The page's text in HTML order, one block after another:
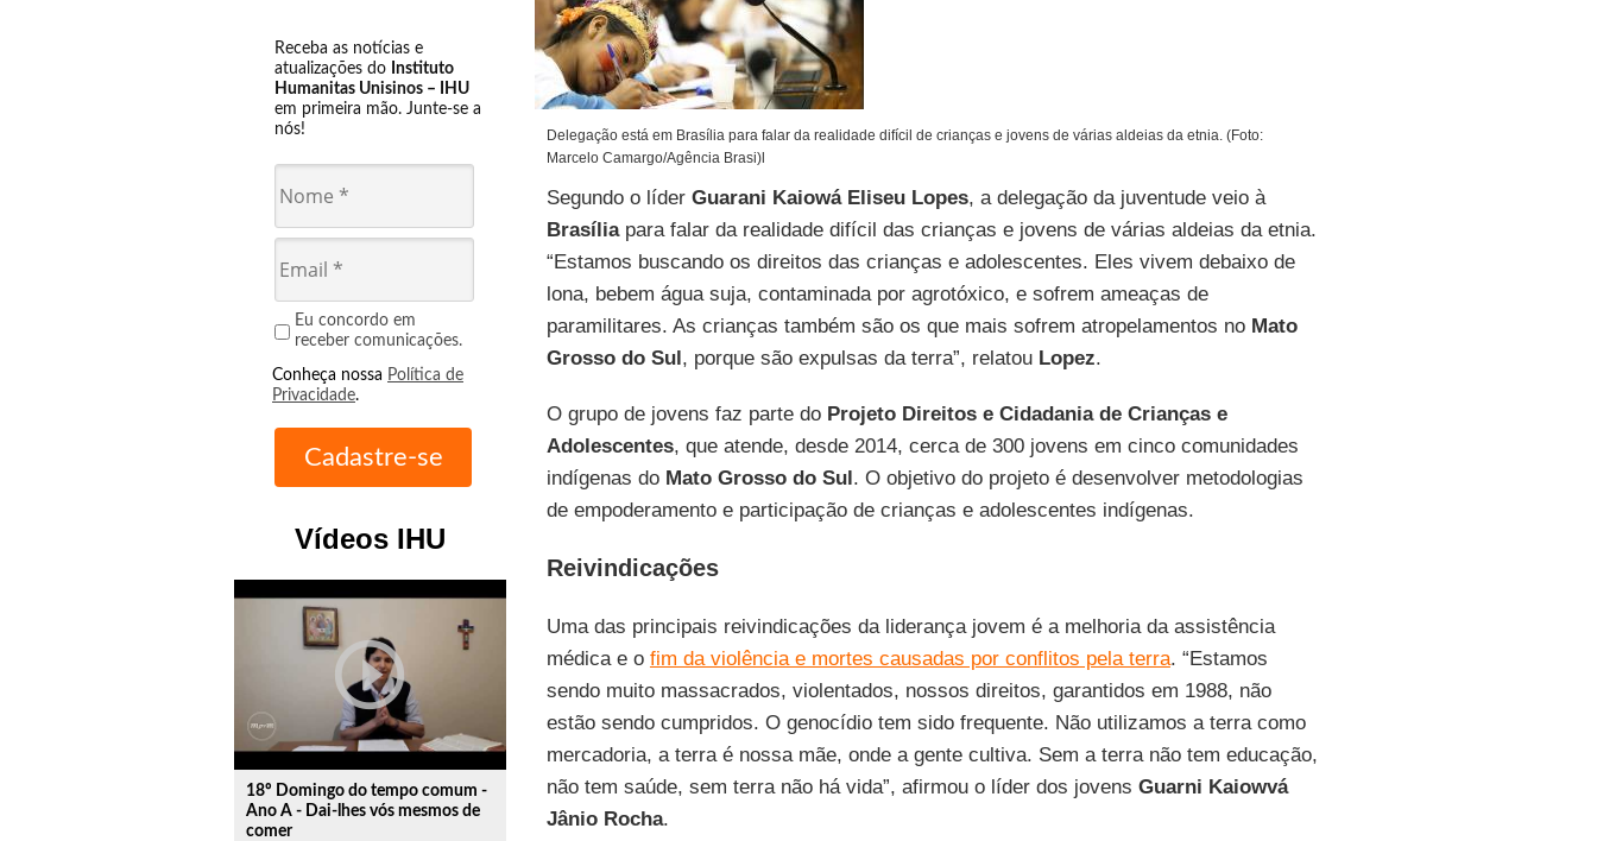
Receba as notícias e
atualizações do Instituto
Humanitas Unisinos – IHU
em primeira mão. Junte-se a
nós!
Eu concordo em
receber comunicações.
Conheça nossa Política de
Privacidade.
Vídeos IHU
play_circle_outline
18º Domingo do tempo comum -
Ano A - Dai-lhes vós mesmos de
comer
Delegação está em Brasília para falar da realidade difícil de crianças e jovens de várias aldeias da etnia. (Foto:
Marcelo Camargo/Agência Brasi)l
Segundo o líder Guarani Kaiowá Eliseu Lopes, a delegação da juventude veio à
Brasíliapara falar da realidade difícil das crianças e jovens de várias aldeias da etnia.
“Estamos buscando os direitos das crianças e adolescentes. Eles vivem debaixo de
lona, bebem água suja, contaminada por agrotóxico, e sofrem ameaças de
paramilitares. As crianças também são os que mais sofrem atropelamentos no Mato
Grosso do Sul, porque são expulsas da terra”, relatou Lopez.
O grupo de jovens faz parte do Projeto Direitos e Cidadania de Crianças e
Adolescentes, que atende, desde 2014, cerca de 300 jovens em cinco comunidades
indígenas do Mato Grosso do Sul. O objetivo do projeto é desenvolver metodologias
de empoderamento e participação de crianças e adolescentes indígenas.
Reivindicações
Uma das principais reivindicações da liderança jovem é a melhoria da assistência
médica e o fim da violência e mortes causadas por conflitos pela terra. “Estamos
sendo muito massacrados, violentados, nossos direitos, garantidos em 1988, não
estão sendo cumpridos. O genocídio tem sido frequente. Não utilizamos a terra como
mercadoria, a terra é nossa mãe, onde a gente cultiva. Sem a terra não tem educação,
não tem saúde, sem terra não há vida”, afirmou o líder dos jovens Guarni Kaiowvá
Jânio Rocha.